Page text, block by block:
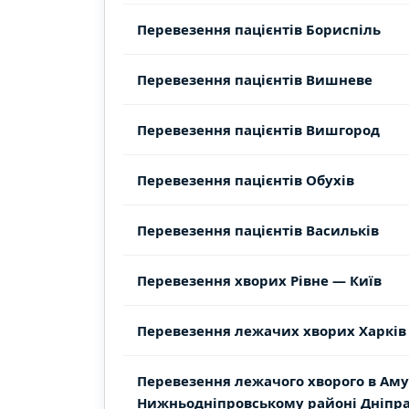
Перевезення пацієнтів Бориспіль
Перевезення пацієнтів Вишневе
Перевезення пацієнтів Вишгород
Перевезення пацієнтів Обухів
Перевезення пацієнтів Васильків
Перевезення хворих Рівне — Київ
Перевезення лежачих хворих Харків
Перевезення лежачого хворого в
Нижньодніпровському районі